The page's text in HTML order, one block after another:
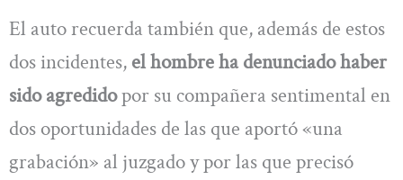
El auto recuerda también que, además de estos
dos incidentes, el hombre ha denunciado haber
sido agredidopor su compañera sentimental en
dos oportunidades de las que aportó «una
grabación» al juzgado y por las que precisó